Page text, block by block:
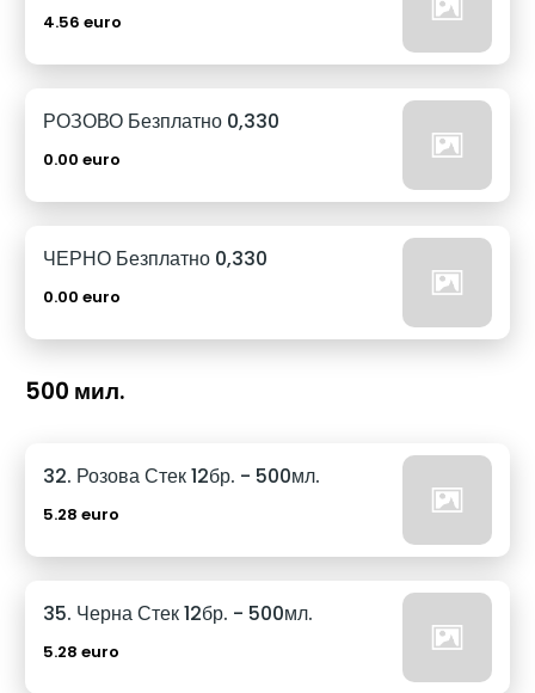
4.56 euro
РОЗОВО Безплатно 0,330
0.00 euro
ЧЕРНО Безплатно 0,330
0.00 euro
500 мил.
32. Розова Стек 12бр. - 500мл.
5.28 euro
35. Черна Стек 12бр. - 500мл.
5.28 euro